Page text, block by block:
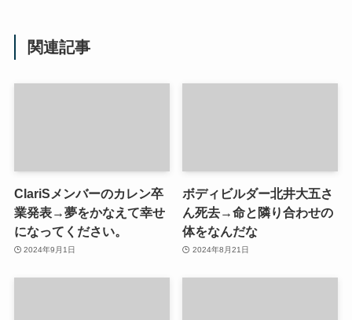
関連記事
ClariSメンバーのカレン卒
業発表→夢をかなえて幸せ
になってください。
2024年9月1日
ボディビルダー北井大五さ
ん死去→命と隣り合わせの
体をなんだな
2024年8月21日